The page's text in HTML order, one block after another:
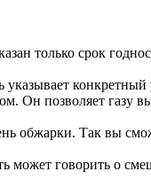
только срок
Он позволяет газу
обжарки. Так вы
может говорить о